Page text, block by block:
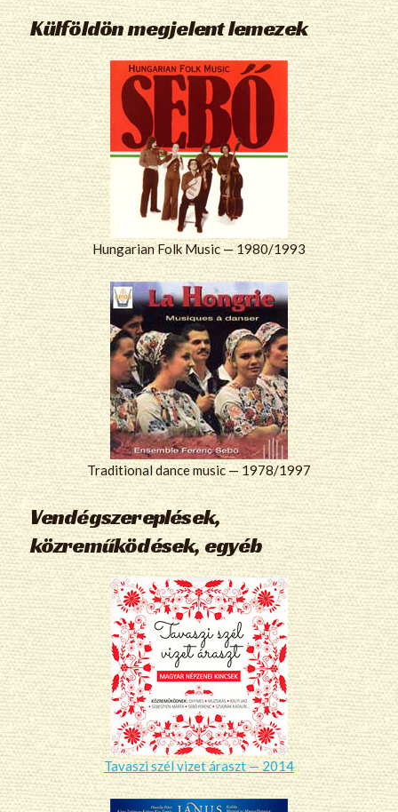
Külföldön megjelent lemezek
Hungarian Folk Music — 1980/1993
Traditional dance music — 1978/1997
Vendégszereplések,
közreműködések, egyéb
Tavaszi szél vizet áraszt — 2014